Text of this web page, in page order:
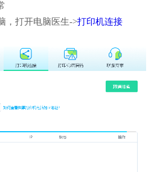
，打开电脑医生->打印机连接